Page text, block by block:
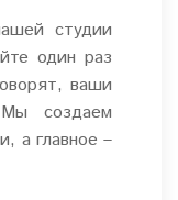
студии
один раз
ваши
создаем
а главное –